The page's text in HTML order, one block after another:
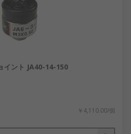
イント JA40-14-150
￥4,110.00/個